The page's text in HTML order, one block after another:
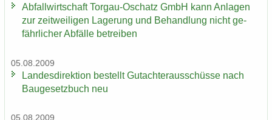
Ab­fall­wirt­schaft Torgau-​Oschatz GmbH kann An­la­gen
zur zeit­wei­li­gen La­ge­rung und Be­hand­lung nicht ge­
fähr­li­cher Ab­fäl­le be­trei­ben
05.08.2009
Lan­des­di­rek­ti­on be­stellt Gut­ach­ter­aus­schüs­se nach
Bau­ge­setz­buch neu
05.08.2009